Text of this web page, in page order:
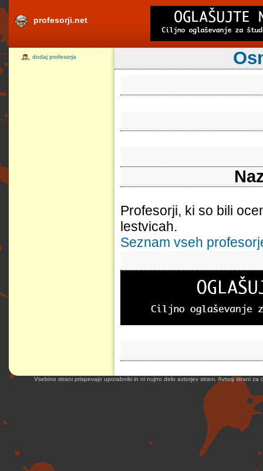
profesorji.net
dodaj profesorja
Profesorji, ki so bili
lestvicah.
Seznam vseh
Vsebino strani prispevajo uporabniki in ni nujno delo avtorjev strani. Avtorji strani